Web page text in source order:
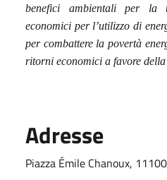
benefici ambientali per la
economici per l’utilizzo di
per combattere la povertà
ritorni economici a favore
Adresse
Piazza Émile Chanoux,